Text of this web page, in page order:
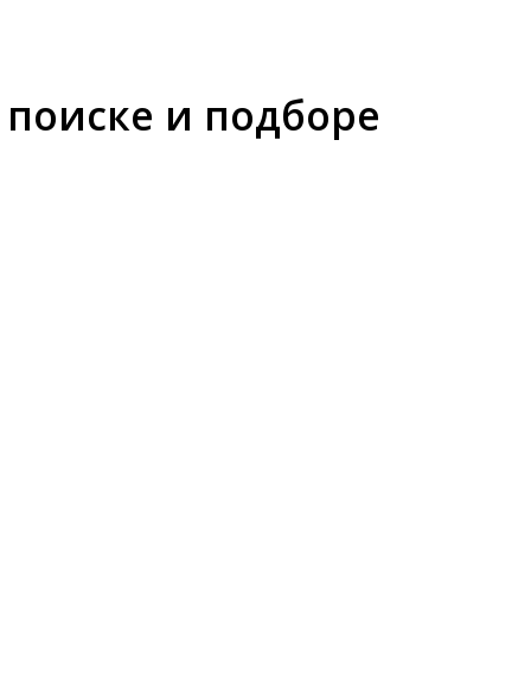
и подборе